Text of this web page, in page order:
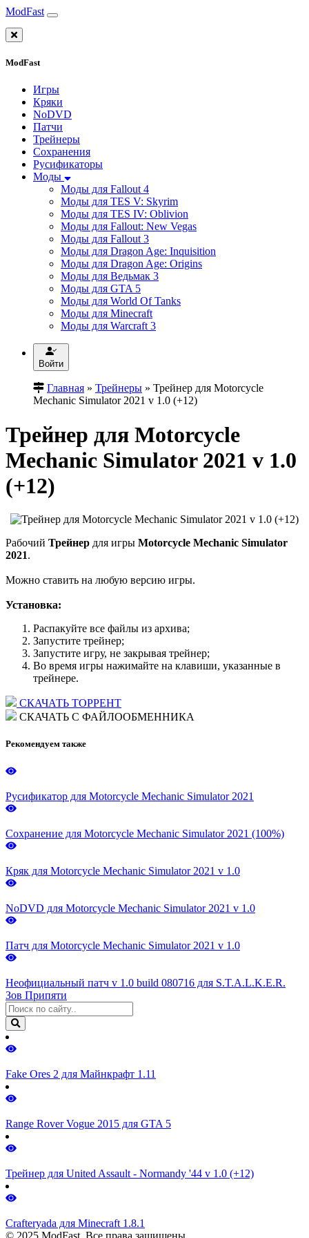
ModFast
ModFast
Игры
Кряки
NoDVD
Патчи
Трейнеры
Сохранения
Русификаторы
Моды
Моды для Fallout 4
Моды для TES V: Skyrim
Моды для TES IV: Oblivion
Моды для Fallout: New Vegas
Моды для Fallout 3
Моды для Dragon Age: Inquisition
Моды для Dragon Age: Origins
Моды для Ведьмак 3
Моды для GTA 5
Моды для World Of Tanks
Моды для Minecraft
Моды для Warcraft 3
Войти
Главная » Трейнеры » Трейнер для Motorcycle
Mechanic Simulator 2021 v 1.0 (+12)
Трейнер для Motorcycle
Mechanic Simulator 2021 v 1.0
(+12)
Рабочий Трейнер для игры Motorcycle Mechanic Simulator
2021.
Можно ставить на любую версию игры.
Установка:
Распакуйте все файлы из архива;
Запустите трейнер;
Запустите игру, не закрывая трейнер;
Во время игры нажимайте на клавиши, указанные в
трейнере.
СКАЧАТЬ ТОРРЕНТ
СКАЧАТЬ С ФАЙЛООБМЕННИКА
Рекомендуем также
Русификатор для Motorcycle Mechanic Simulator 2021
Сохранение для Motorcycle Mechanic Simulator 2021 (100%)
Кряк для Motorcycle Mechanic Simulator 2021 v 1.0
NoDVD для Motorcycle Mechanic Simulator 2021 v 1.0
Патч для Motorcycle Mechanic Simulator 2021 v 1.0
Неофициальный патч v 1.0 build 080716 для S.T.A.L.K.E.R.
Зов Припяти
Fake Ores 2 для Майнкрафт 1.11
Range Rover Vogue 2015 для GTA 5
Трейнер для United Assault - Normandy '44 v 1.0 (+12)
Crafteryada для Minecraft 1.8.1
© 2025 ModFast. Все права защищены